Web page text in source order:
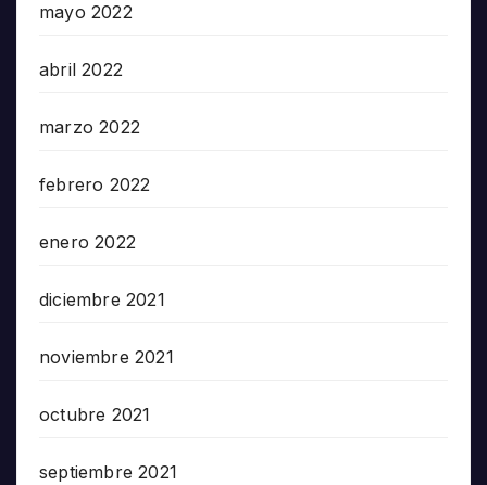
mayo 2022
abril 2022
marzo 2022
febrero 2022
enero 2022
diciembre 2021
noviembre 2021
octubre 2021
septiembre 2021